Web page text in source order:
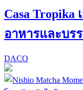
Casa
อาหารและบร
DACO